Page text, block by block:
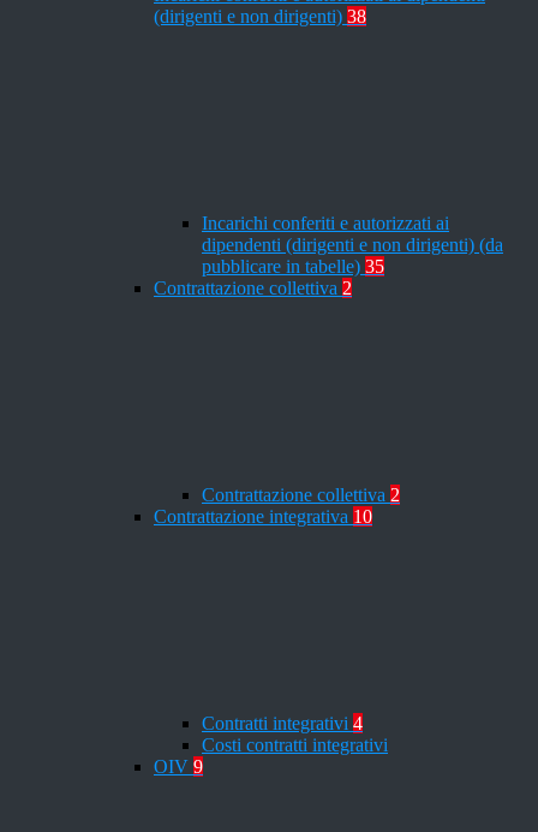
(dirigenti e non dirigenti) 38
Incarichi conferiti e autorizzati ai
dipendenti (dirigenti e non dirigenti) (da
pubblicare in tabelle) 35
Contrattazione collettiva 2
Contrattazione collettiva 2
Contrattazione integrativa 10
Contratti integrativi 4
Costi contratti integrativi
OIV 9